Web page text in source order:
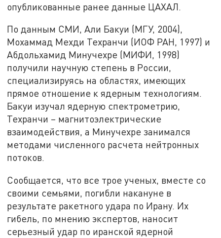
опубликованные ранее данные ЦАХАЛ.
По данным СМИ, Али Бакуи (МГУ, 2004),
Мохаммад Мехди Техранчи (ИОФ РАН, 1997) и
Абдольхамид Минучехре (МИФИ, 1998)
получили научную степень в России,
специализируясь на областях, имеющих
прямое отношение к ядерным технологиям.
Бакуи изучал ядерную спектрометрию,
Техранчи – магнитоэлектрические
взаимодействия, а Минучехре занимался
методами численного расчета нейтронных
потоков.
Сообщается, что все трое ученых, вместе со
своими семьями, погибли накануне в
результате ракетного удара по Ирану. Их
гибель, по мнению экспертов, наносит
серьезный удар по иранской ядерной